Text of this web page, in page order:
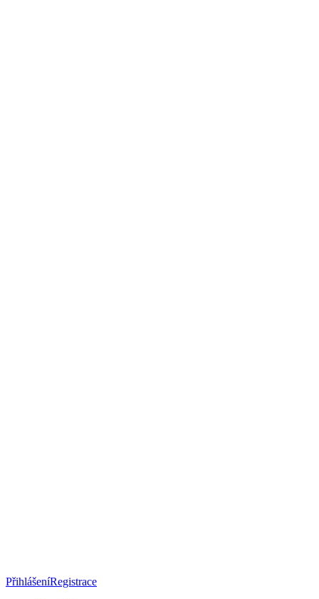
PřihlášeníRegistrace